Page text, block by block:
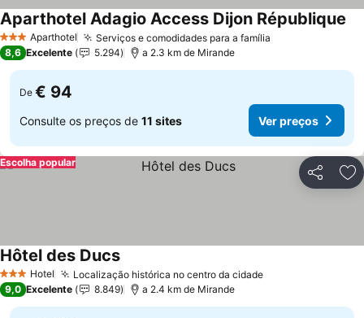
3 EstrelasAparthotel Serviços e comodidades para a família
Aparthotel Adagio Access Dijon République
8,6 Excelente 5.294 a 2.3 km de Mirande
De € 94
Consulte os preços de 11 sites Ver preços
Partilhar
Escolha popular
3 EstrelasHotel Localização histórica no centro da cidade
Hôtel des Ducs
9,0 Excelente 8.849 a 2.4 km de Mirande